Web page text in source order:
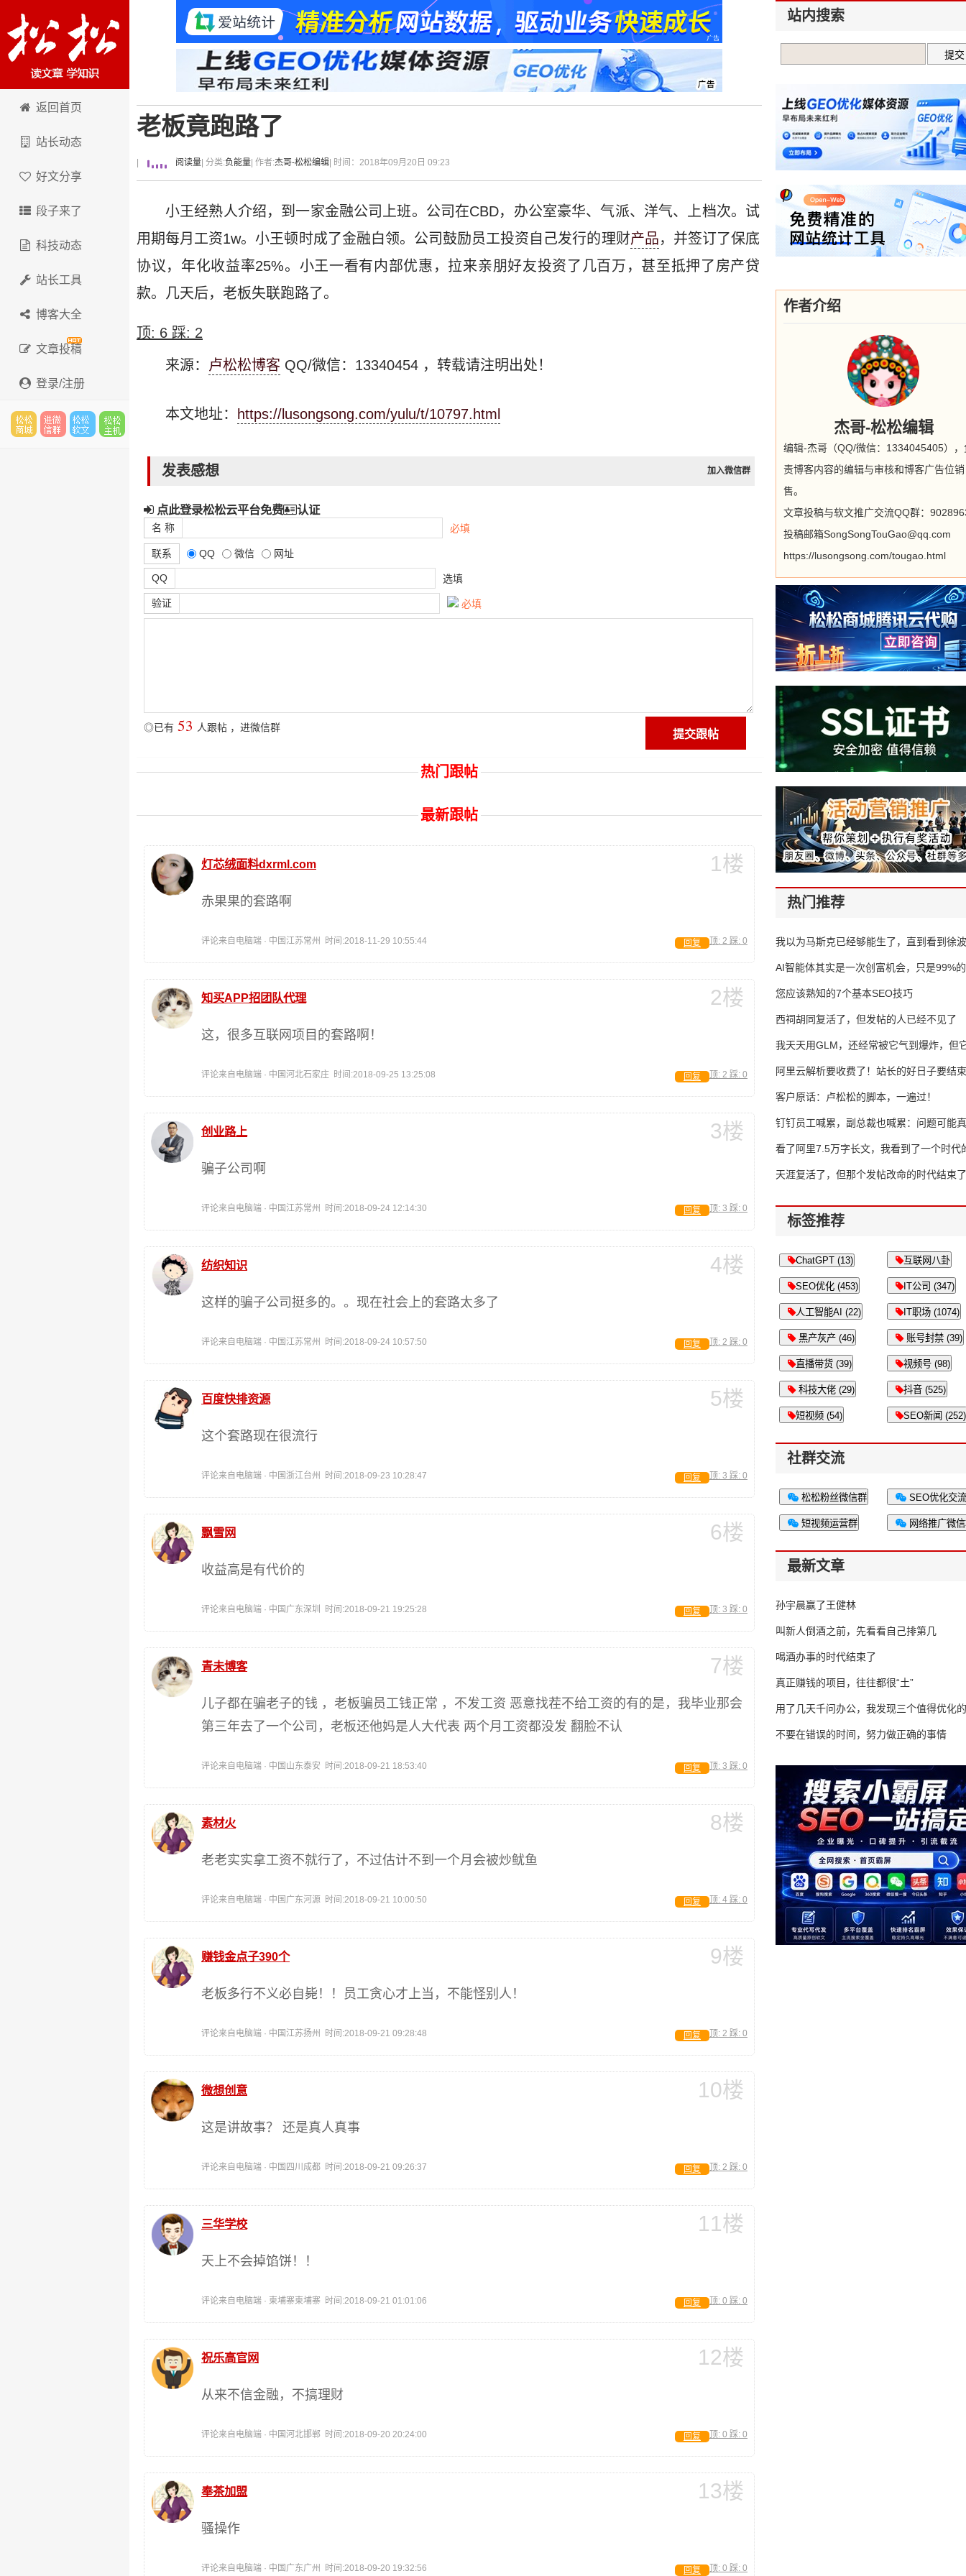
卢松松博客
返回首页
站长动态
好文分享
段子来了
科技动态
站长工具
博客大全
文章投稿
登录/注册
老板竟跑路了
阅读量 | 分类:负能量 | 作者:杰哥-松松编辑 | 时间：2018年09月20日 09:23
小王经熟人介绍，到一家金融公司上班。公司在CBD，办公室豪华、气派、洋气、上档次。试
用期每月工资1w。小王顿时成了金融白领。公司鼓励员工投资自己发行的理财产品，并签订了保底
协议，年化收益率25%。小王一看有内部优惠，拉来亲朋好友投资了几百万，甚至抵押了房产贷
款。几天后，老板失联跑路了。
顶: 6 踩: 2
来源： 卢松松博客 QQ/微信：13340454 ，转载请注明出处！
本文地址： https://lusongsong.com/yulu/t/10797.html
发表感想 加入微信群
点此登录松松云平台免费 认证
名 称 必填
联系 QQ 微信 网址
QQ 选填
验证 必填
◎已有 53 人跟帖 ， 进微信群
热门跟帖
最新跟帖
1楼
灯芯绒面料dxrml.com
赤果果的套路啊
评论来自电脑端 · 中国江苏常州 时间:2018-11-29 10:55:44 顶: 2 踩: 0
回复
2楼
知买APP招团队代理
这，很多互联网项目的套路啊！
评论来自电脑端 · 中国河北石家庄 时间:2018-09-25 13:25:08 顶: 2 踩: 0
回复
3楼
创业路上
骗子公司啊
评论来自电脑端 · 中国江苏常州 时间:2018-09-24 12:14:30 顶: 3 踩: 0
回复
4楼
纺织知识
这样的骗子公司挺多的。。现在社会上的套路太多了
评论来自电脑端 · 中国江苏常州 时间:2018-09-24 10:57:50 顶: 2 踩: 0
回复
5楼
百度快排资源
这个套路现在很流行
评论来自电脑端 · 中国浙江台州 时间:2018-09-23 10:28:47 顶: 3 踩: 0
回复
6楼
飘雪网
收益高是有代价的
评论来自电脑端 · 中国广东深圳 时间:2018-09-21 19:25:28 顶: 3 踩: 0
回复
7楼
青未博客
儿子都在骗老子的钱 ，老板骗员工钱正常 ，不发工资 恶意找茬不给工资的有的是，我毕业那会
第三年去了一个公司，老板还他妈是人大代表 两个月工资都没发 翻脸不认
评论来自电脑端 · 中国山东泰安 时间:2018-09-21 18:53:40 顶: 3 踩: 0
回复
8楼
素材火
老老实实拿工资不就行了，不过估计不到一个月会被炒鱿鱼
评论来自电脑端 · 中国广东河源 时间:2018-09-21 10:00:50 顶: 4 踩: 0
回复
9楼
赚钱金点子390个
老板多行不义必自毙！！员工贪心才上当，不能怪别人！
评论来自电脑端 · 中国江苏扬州 时间:2018-09-21 09:28:48 顶: 2 踩: 0
回复
10楼
微想创意
这是讲故事？ 还是真人真事
评论来自电脑端 · 中国四川成都 时间:2018-09-21 09:26:37 顶: 2 踩: 0
回复
11楼
三华学校
天上不会掉馅饼！！
评论来自电脑端 · 柬埔寨柬埔寨 时间:2018-09-21 01:01:06 顶: 0 踩: 0
回复
12楼
祝乐高官网
从来不信金融，不搞理财
评论来自电脑端 · 中国河北邯郸 时间:2018-09-20 20:24:00 顶: 0 踩: 0
回复
13楼
奉茶加盟
骚操作
评论来自电脑端 · 中国广东广州 时间:2018-09-20 19:32:56 顶: 0 踩: 0
回复
站内搜索
作者介绍
杰哥-松松编辑
编辑-杰哥（QQ/微信：1334045405），
责博客内容的编辑与审核和博客广告位销
售。
文章投稿与软文推广交流QQ群：
投稿邮箱SongSongTouGao@qq.com
https://lusongsong.com/tougao.html
热门推荐
我以为马斯克已经够能生了，直到看到
AI智能体其实是一次创富机会，只是99%
错过了
您应该熟知的7个基本SEO技巧
西祠胡同复活了，但发帖的人已经不见了
我天天用GLM，还经常被它气到爆炸，但
16万亿
阿里云解析要收费了！站长的好日子要结
客户原话：卢松松的脚本，一遍过！
钉钉员工喊累，副总裁也喊累：问题可能
了
看了阿里7.5万字长文，我看到了一个时代
天涯复活了，但那个发帖改命的时代结束了
标签推荐
ChatGPT (13) 互联网八卦
SEO优化 (453) IT公司 (347)
人工智能AI (22) IT职场 (1074)
黑产灰产 (46) 账号封禁 (39)
直播带货 (39) 视频号 (98)
科技大佬 (29) 抖音 (525)
短视频 (54) SEO新闻 (252)
社群交流
松松粉丝微信群 SEO优化交
短视频运营群 网络推广微
最新文章
孙宇晨赢了王健林
叫新人倒酒之前，先看看自己排第几
喝酒办事的时代结束了
真正赚钱的项目，往往都很“土”
用了几天千问办公，我发现三个值得优化
不要在错误的时间，努力做正确的事情